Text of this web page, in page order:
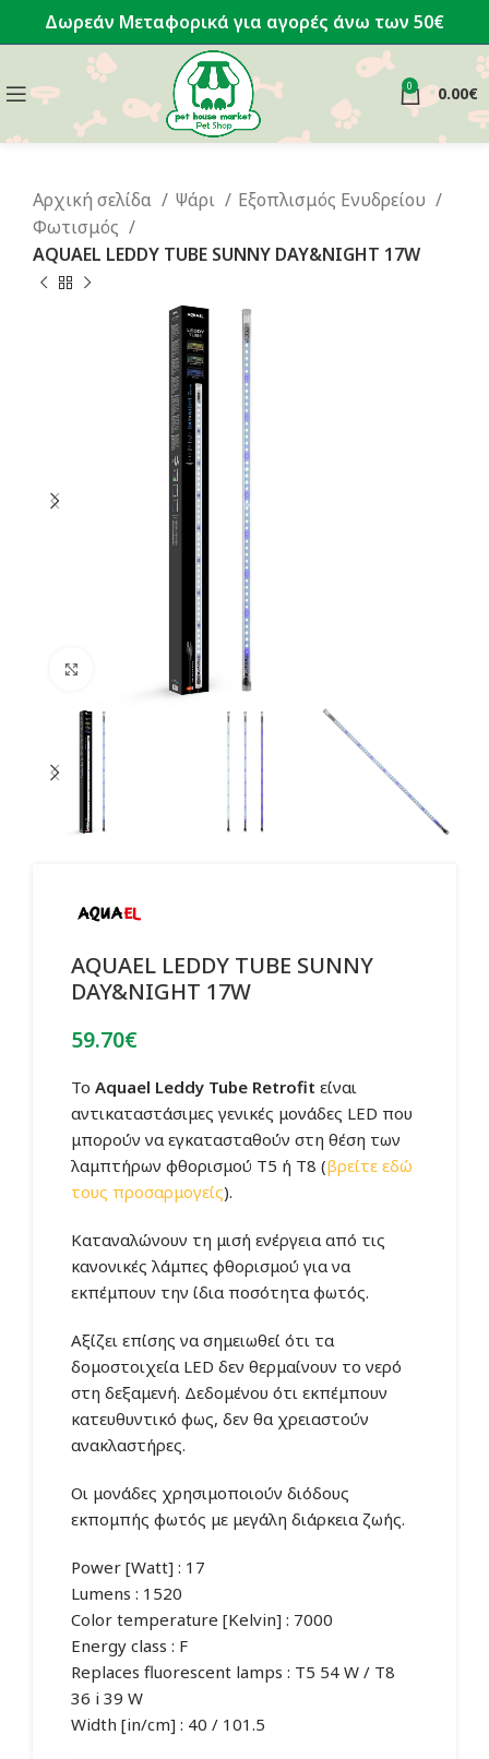
Δωρεάν Μεταφορικά για αγορές άνω των 50€
0 0.00€
Αρχική σελίδα Ψάρι
Εξοπλισμός Ενυδρείου
Φωτισμός
AQUAEL LEDDY TUBE SUNNY DAY&NIGHT 17W
Click to enlarge
AQUAEL LEDDY TUBE SUNNY
DAY&NIGHT 17W
59.70€
Το Aquael Leddy Tube Retrofit είναι
αντικαταστάσιμες γενικές μονάδες LED που
μπορούν να εγκατασταθούν στη θέση των
λαμπτήρων φθορισμού T5 ή T8 (βρείτε εδώ
τους προσαρμογείς).
Καταναλώνουν τη μισή ενέργεια από τις
κανονικές λάμπες φθορισμού για να
εκπέμπουν την ίδια ποσότητα φωτός.
Αξίζει επίσης να σημειωθεί ότι τα
δομοστοιχεία LED δεν θερμαίνουν το νερό
στη δεξαμενή. Δεδομένου ότι εκπέμπουν
κατευθυντικό φως, δεν θα χρειαστούν
ανακλαστήρες.
Οι μονάδες χρησιμοποιούν διόδους
εκπομπής φωτός με μεγάλη διάρκεια ζωής.
Power [Watt] : 17
Lumens : 1520
Color temperature [Kelvin] : 7000
Energy class : F
Replaces fluorescent lamps : T5 54 W / T8
36 i 39 W
Width [in/cm] : 40 / 101.5